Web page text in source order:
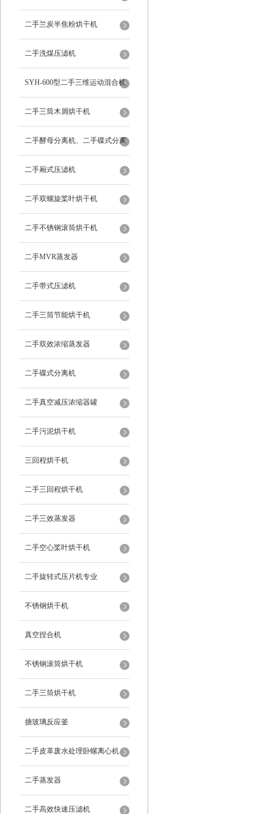
二手兰炭半焦粉烘干机
二手洗煤压滤机
SYH-600型二手三维运动混合机
二手三筒木屑烘干机
二手酵母分离机、二手碟式分离
机
二手厢式压滤机
二手双螺旋桨叶烘干机
二手不锈钢滚筒烘干机
二手MVR蒸发器
二手带式压滤机
二手三筒节能烘干机
二手双效浓缩蒸发器
二手碟式分离机
二手真空减压浓缩器罐
二手污泥烘干机
三回程烘干机
二手三回程烘干机
二手三效蒸发器
二手空心桨叶烘干机
二手旋转式压片机专业
不锈钢烘干机
真空捏合机
不锈钢滚筒烘干机
二手三筒烘干机
搪玻璃反应釜
二手皮革废水处理卧螺离心机
二手蒸发器
二手高效快速压滤机